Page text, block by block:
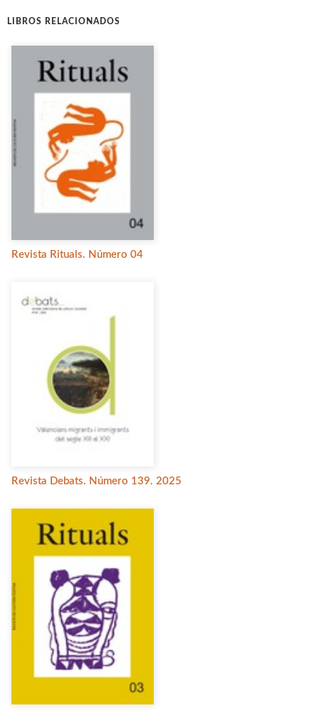
LIBROS RELACIONADOS
Revista Rituals. Número 04
Revista Debats. Número 139. 2025